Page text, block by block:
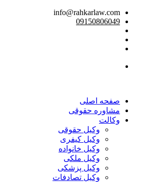
info@rahkarlaw.com
09150806049
صفحه اصلی
مشاوره حقوقی
وکالت
وکیل حقوقی
وکیل کیفری
وکیل خانواده
وکیل ملکی
وکیل پزشکی
وکیل تصادفات